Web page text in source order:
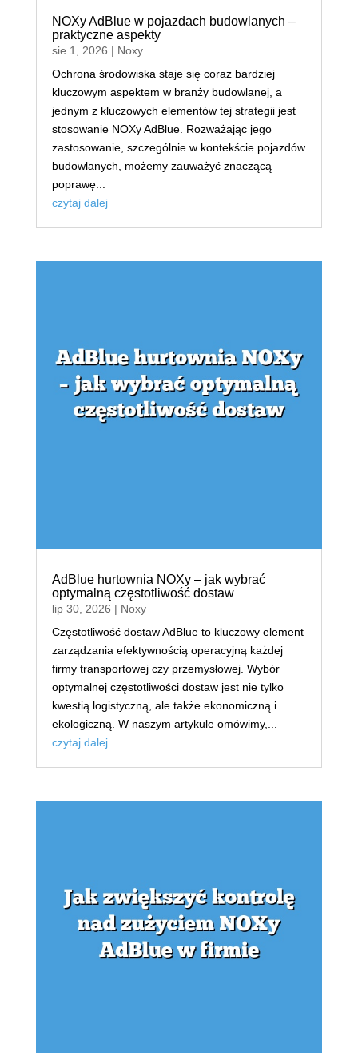
NOXy AdBlue w pojazdach budowlanych –
praktyczne aspekty
sie 1, 2026 | Noxy
Ochrona środowiska staje się coraz bardziej
kluczowym aspektem w branży budowlanej, a
jednym z kluczowych elementów tej strategii jest
stosowanie NOXy AdBlue. Rozważając jego
zastosowanie, szczególnie w kontekście pojazdów
budowlanych, możemy zauważyć znaczącą
poprawę...
czytaj dalej
AdBlue hurtownia NOXy – jak wybrać
optymalną częstotliwość dostaw
lip 30, 2026 | Noxy
Częstotliwość dostaw AdBlue to kluczowy element
zarządzania efektywnością operacyjną każdej
firmy transportowej czy przemysłowej. Wybór
optymalnej częstotliwości dostaw jest nie tylko
kwestią logistyczną, ale także ekonomiczną i
ekologiczną. W naszym artykule omówimy,...
czytaj dalej